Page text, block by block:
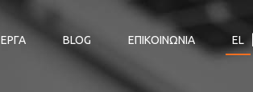
ΕΡΓΑ BLOG ΕΠΙΚΟΙΝΩΝΙΑ EL